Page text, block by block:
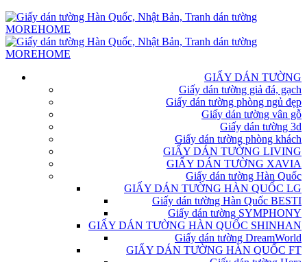
GIẤY DÁN TƯỜNG
Giấy dán tường giả đá, gạch
Giấy dán tường phòng ngủ đẹp
Giấy dán tường vân gỗ
Giấy dán tường 3d
Giấy dán tường phòng khách
GIẤY DÁN TƯỜNG LIVING
GIẤY DÁN TƯỜNG XAVIA
Giấy dán tường Hàn Quốc
GIẤY DÁN TƯỜNG HÀN QUỐC LG
Giấy dán tường Hàn Quốc BESTI
Giấy dán tường SYMPHONY
GIẤY DÁN TƯỜNG HÀN QUỐC SHINHAN
Giấy dán tường DreamWorld
GIẤY DÁN TƯỜNG HÀN QUỐC FT